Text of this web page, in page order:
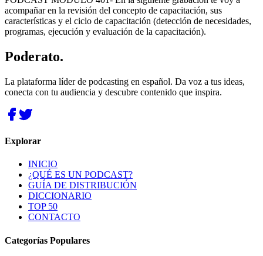
acompañar en la revisión del concepto de capacitación, sus
características y el ciclo de capacitación (detección de necesidades,
programas, ejecución y evaluación de la capacitación).
Poderato.
La plataforma líder de podcasting en español. Da voz a tus ideas,
conecta con tu audiencia y descubre contenido que inspira.
Explorar
INICIO
¿QUÉ ES UN PODCAST?
GUÍA DE DISTRIBUCIÓN
DICCIONARIO
TOP 50
CONTACTO
Categorías Populares